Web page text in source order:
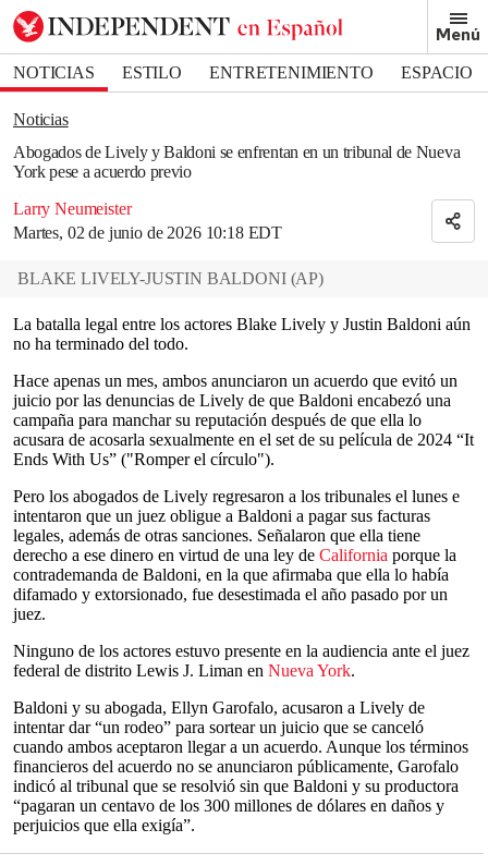
Menú
NOTICIAS ESTILO ENTRETENIMIENTO
ESPACIO
DEPORTES
Noticias
Abogados de Lively y Baldoni se enfrentan en un tribunal de Nueva
York pese a acuerdo previo
Larry Neumeister
Martes, 02 de junio de 2026 10:18 EDT
Bookmark popover
Removed from bookmarks
Close popover
BLAKE LIVELY-JUSTIN BALDONI (AP)
La batalla legal entre los actores Blake Lively y Justin Baldoni aún
no ha terminado del todo.
Hace apenas un mes, ambos anunciaron un acuerdo que evitó un
juicio por las denuncias de Lively de que Baldoni encabezó una
campaña para manchar su reputación después de que ella lo
acusara de acosarla sexualmente en el set de su película de 2024 “It
Ends With Us” ("Romper el círculo").
Pero los abogados de Lively regresaron a los tribunales el lunes e
intentaron que un juez obligue a Baldoni a pagar sus facturas
legales, además de otras sanciones. Señalaron que ella tiene
derecho a ese dinero en virtud de una ley de California porque la
contrademanda de Baldoni, en la que afirmaba que ella lo había
difamado y extorsionado, fue desestimada el año pasado por un
juez.
Ninguno de los actores estuvo presente en la audiencia ante el juez
federal de distrito Lewis J. Liman en Nueva York.
Baldoni y su abogada, Ellyn Garofalo, acusaron a Lively de
intentar dar “un rodeo” para sortear un juicio que se canceló
cuando ambos aceptaron llegar a un acuerdo. Aunque los términos
financieros del acuerdo no se anunciaron públicamente, Garofalo
indicó al tribunal que se resolvió sin que Baldoni y su productora
“pagaran un centavo de los 300 millones de dólares en daños y
perjuicios que ella exigía”.